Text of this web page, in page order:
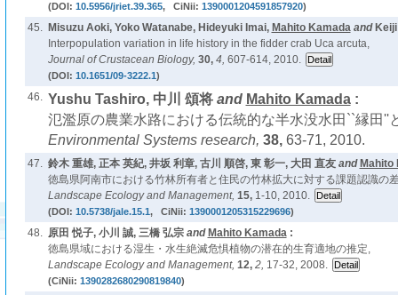
(DOI: 10.5956/jriet.39.365, CiNii: 1390001204591857920)
45. Misuzu Aoki, Yoko Watanabe, Hideyuki Imai, Mahito Kamadaand
Interpopulation variation in life history in the fidder crab Uca arcuta,
Journal of Crustacean Biology, 30, 4, 607-614, 2010.
(DOI: 10.1651/09-3222.1)
46. Yushu Tashiro, 中川 頌将and Mahito Kamada:
氾濫原の農業水路における伝統的な半水没水田``縁田''
Environmental Systems research, 38, 63-71, 2010.
47. 鈴木 重雄, 正本 英紀, 井坂 利章, 古川 順啓, 東 彰一, 大田 直友and Mahito
徳島県阿南市における竹林所有者と住民の竹林拡大に対する課題認識の
Landscape Ecology and Management, 15, 1-10, 2010.
(DOI: 10.5738/jale.15.1, CiNii: 1390001205315229696)
48. 原田 悦子, 小川 誠, 三橋 弘宗and Mahito Kamada:
徳島県域における湿生・水生絶滅危惧植物の潜在的生育適地の推定,
Landscape Ecology and Management, 12, 2, 17-32, 2008.
(CiNii: 1390282680290819840)